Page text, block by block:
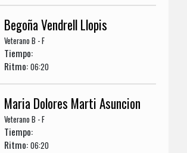
Begoña Vendrell Llopis
Veterano B - F
Tiempo:
Ritmo:06:20
Maria Dolores Marti Asuncion
Veterano B - F
Tiempo:
Ritmo:06:20